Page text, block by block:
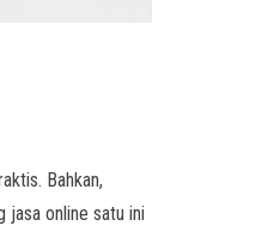
Bahkan,
jasa online satu ini